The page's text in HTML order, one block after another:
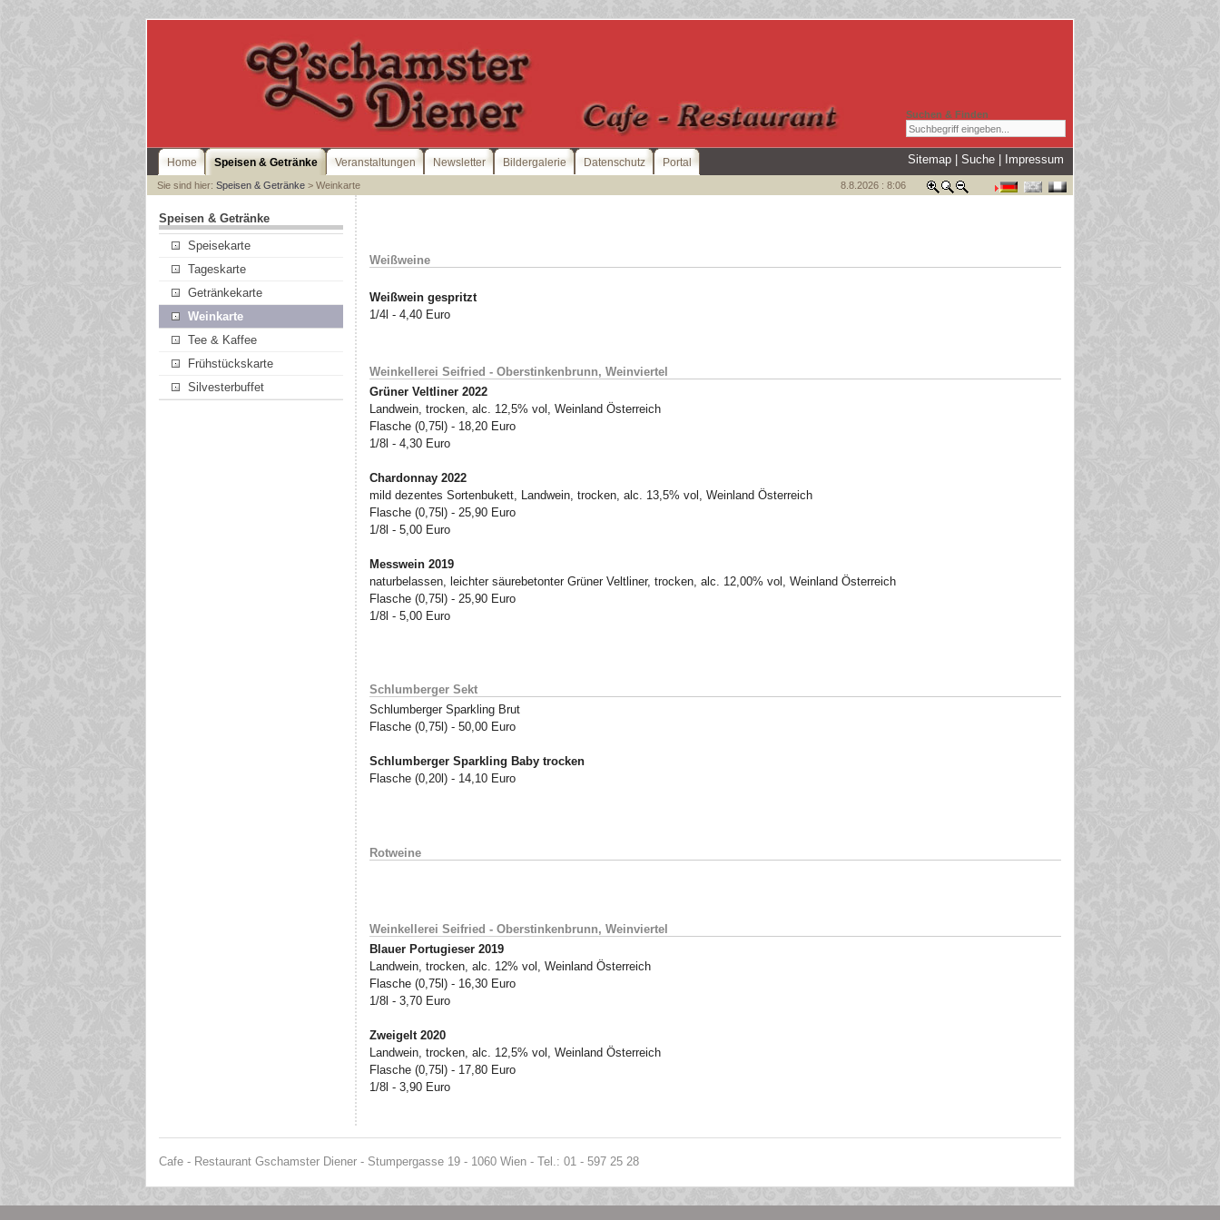
Suchen & Finden
Sitemap |Suche Impressum
Home Speisen & Getränke Veranstaltungen Newsletter Bildergalerie Datenschutz Portal
Sie sind hier: Speisen & Getränke> Weinkarte 8.8.2026 : 8:06
Speisen & Getränke
Speisekarte
Tageskarte
Getränkekarte
Weinkarte
Tee & Kaffee
Frühstückskarte
Silvesterbuffet
Weißweine
Weißwein gespritzt
1/4l - 4,40 Euro
Weinkellerei Seifried - Oberstinkenbrunn, Weinviertel
Grüner Veltliner 2022
Landwein, trocken, alc. 12,5% vol, Weinland Österreich
Flasche (0,75l) - 18,20 Euro
1/8l - 4,30 Euro
Chardonnay 2022
mild dezentes Sortenbukett, Landwein, trocken, alc. 13,5% vol, Weinland Österreich
Flasche (0,75l) - 25,90 Euro
1/8l - 5,00 Euro
Messwein 2019
naturbelassen, leichter säurebetonter Grüner Veltliner, trocken, alc. 12,00% vol, Weinland Österreich
Flasche (0,75l) - 25,90 Euro
1/8l - 5,00 Euro
Schlumberger Sekt
Schlumberger Sparkling Brut
Flasche (0,75l) - 50,00 Euro
Schlumberger Sparkling Baby trocken
Flasche (0,20l) - 14,10 Euro
Rotweine
Weinkellerei Seifried - Oberstinkenbrunn, Weinviertel
Blauer Portugieser 2019
Landwein, trocken, alc. 12% vol, Weinland Österreich
Flasche (0,75l) - 16,30 Euro
1/8l - 3,70 Euro
Zweigelt 2020
Landwein, trocken, alc. 12,5% vol, Weinland Österreich
Flasche (0,75l) - 17,80 Euro
1/8l - 3,90 Euro
Cafe - Restaurant Gschamster Diener - Stumpergasse 19 - 1060 Wien - Tel.: 01 - 597 25 28